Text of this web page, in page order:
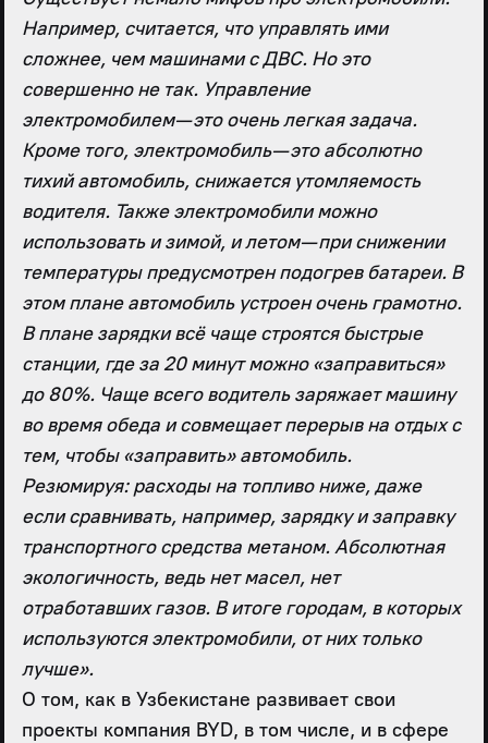
Например, считается, что управлять ими
сложнее, чем машинами с ДВС. Но это
совершенно не так. Управление
электромобилем — это очень легкая задача.
Кроме того, электромобиль — это абсолютно
тихий автомобиль, снижается утомляемость
водителя. Также электромобили можно
использовать и зимой, и летом — при снижении
температуры предусмотрен подогрев батареи. В
этом плане автомобиль устроен очень грамотно.
В плане зарядки всё чаще строятся быстрые
станции, где за 20 минут можно «заправиться»
до 80%. Чаще всего водитель заряжает машину
во время обеда и совмещает перерыв на отдых с
тем, чтобы «заправить» автомобиль.
Резюмируя: расходы на топливо ниже, даже
если сравнивать, например, зарядку и заправку
транспортного средства метаном. Абсолютная
экологичность, ведь нет масел, нет
отработавших газов. В итоге городам, в которых
используются электромобили, от них только
лучше».
О том, как в Узбекистане развивает свои
проекты компания BYD, в том числе, и в сфере